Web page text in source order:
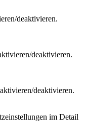
deaktivieren.
deaktivieren.
deaktivieren.
im Detail